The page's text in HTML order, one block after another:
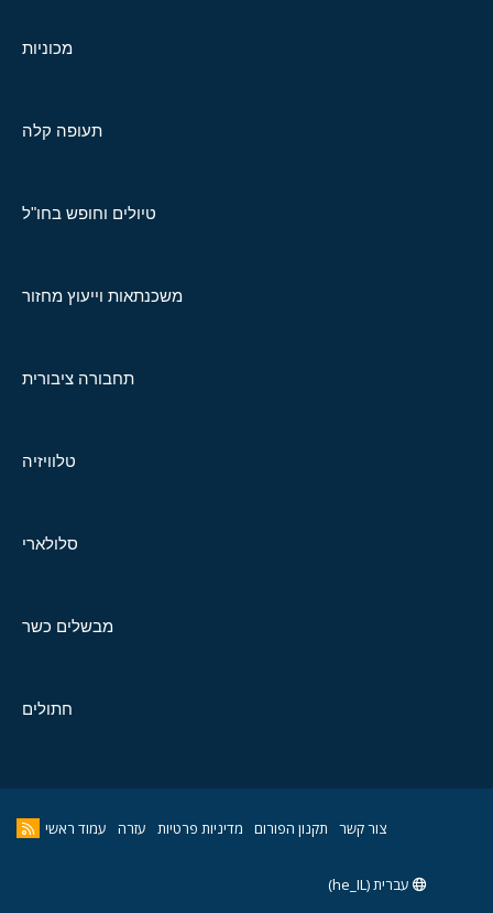
מכוניות
תעופה קלה
טיולים וחופש בחו"ל
משכנתאות וייעוץ מחזור
תחבורה ציבורית
טלוויזיה
סלולארי
מבשלים כשר
חתולים
צור קשר תקנון הפורום מדיניות פרטיות עזרה עמוד ראשי
עברית (he_IL)